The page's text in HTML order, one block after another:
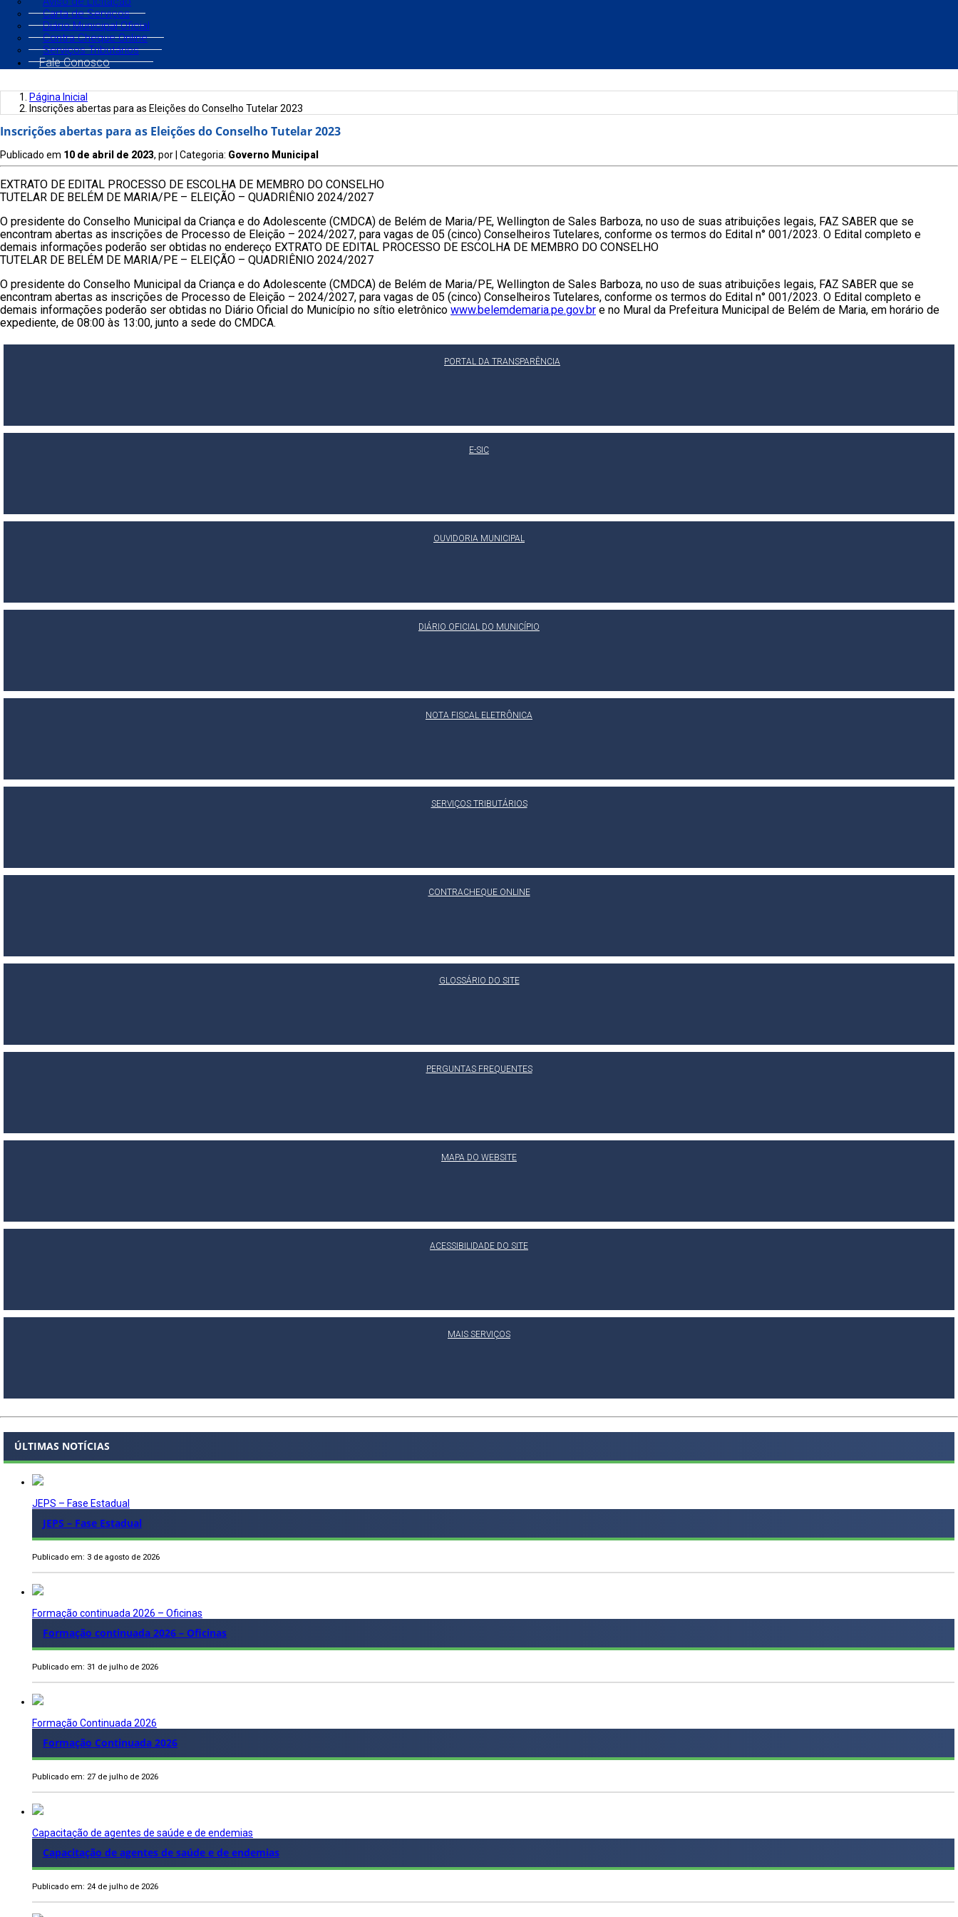
Carta de Serviços
Diário Municipal Oficial
Contra Cheque Online
Serviços Tributários
Fale Conosco
Página Inicial
Inscrições abertas para as Eleições do Conselho Tutelar 2023
Inscrições abertas para as Eleições do Conselho Tutelar 2023
Publicado em 10 de abril de 2023, por | Categoria: Governo Municipal
EXTRATO DE EDITAL PROCESSO DE ESCOLHA DE MEMBRO DO CONSELHO
TUTELAR DE BELÉM DE MARIA/PE – ELEIÇÃO – QUADRIÊNIO 2024/2027
O presidente do Conselho Municipal da Criança e do Adolescente (CMDCA) de Belém de Maria/PE, Wellington de Sales Barboza, no uso de suas atribuições legais, FAZ SABER que se
encontram abertas as inscrições de Processo de Eleição – 2024/2027, para vagas de 05 (cinco) Conselheiros Tutelares, conforme os termos do Edital n° 001/2023. O Edital completo e
demais informações poderão ser obtidas no endereço EXTRATO DE EDITAL PROCESSO DE ESCOLHA DE MEMBRO DO CONSELHO
TUTELAR DE BELÉM DE MARIA/PE – ELEIÇÃO – QUADRIÊNIO 2024/2027
O presidente do Conselho Municipal da Criança e do Adolescente (CMDCA) de Belém de Maria/PE, Wellington de Sales Barboza, no uso de suas atribuições legais, FAZ SABER que se
encontram abertas as inscrições de Processo de Eleição – 2024/2027, para vagas de 05 (cinco) Conselheiros Tutelares, conforme os termos do Edital n° 001/2023. O Edital completo e
demais informações poderão ser obtidas no Diário Oficial do Município no sítio eletrônico www.belemdemaria.pe.gov.br e no Mural da Prefeitura Municipal de Belém de Maria, em horário de
expediente, de 08:00 às 13:00, junto a sede do CMDCA.
PORTAL DA TRANSPARÊNCIA
E-SIC
OUVIDORIA MUNICIPAL
DIÁRIO OFICIAL DO MUNICÍPIO
NOTA FISCAL ELETRÔNICA
SERVIÇOS TRIBUTÁRIOS
CONTRACHEQUE ONLINE
GLOSSÁRIO DO SITE
PERGUNTAS FREQUENTES
MAPA DO WEBSITE
ACESSIBILIDADE DO SITE
MAIS SERVIÇOS
ÚLTIMAS NOTÍCIAS
JEPS – Fase Estadual
JEPS – Fase Estadual
Publicado em: 3 de agosto de 2026
Formação continuada 2026 – Oficinas
Formação continuada 2026 – Oficinas
Publicado em: 31 de julho de 2026
Formação Continuada 2026
Formação Continuada 2026
Publicado em: 27 de julho de 2026
Capacitação de agentes de saúde e de endemias
Capacitação de agentes de saúde e de endemias
Publicado em: 24 de julho de 2026